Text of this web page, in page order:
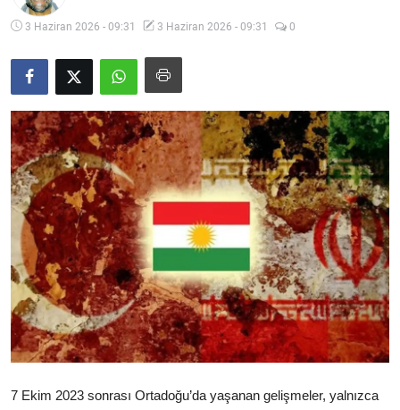
Video
Yazarlar
Arşiv
İletişim
Türkçe Kurdi
3 Haziran 2026 - 09:31 3 Haziran 2026 - 09:31 0
7 Ekim 2023 sonrası Ortadoğu’da yaşanan gelişmeler, yalnızca